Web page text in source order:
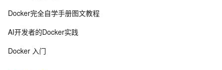
10.NET Micro Framework开发板用户简明手册(v3.0)
Docker完全自学手册图文教程
AI开发者的Docker实践
Docker 入门